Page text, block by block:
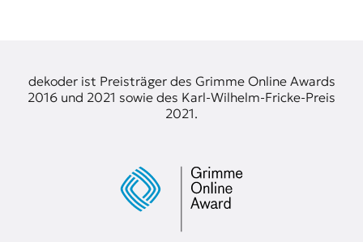
dekoder ist Preisträger des Grimme Online Awards
2016 und 2021 sowie des Karl-Wilhelm-Fricke-Preis
2021.